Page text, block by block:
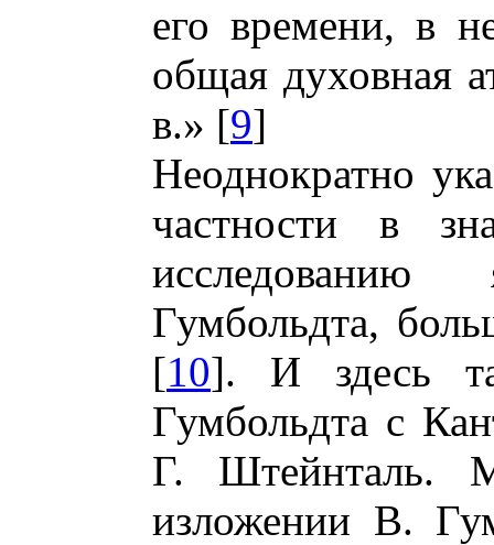
его времени, в
общая духовная
в.» [9]
Неоднократно
частности в
Гумбольдта,
[10]. И здесь
Гумбольдта с
Г. Штейнталь.
изложении В.